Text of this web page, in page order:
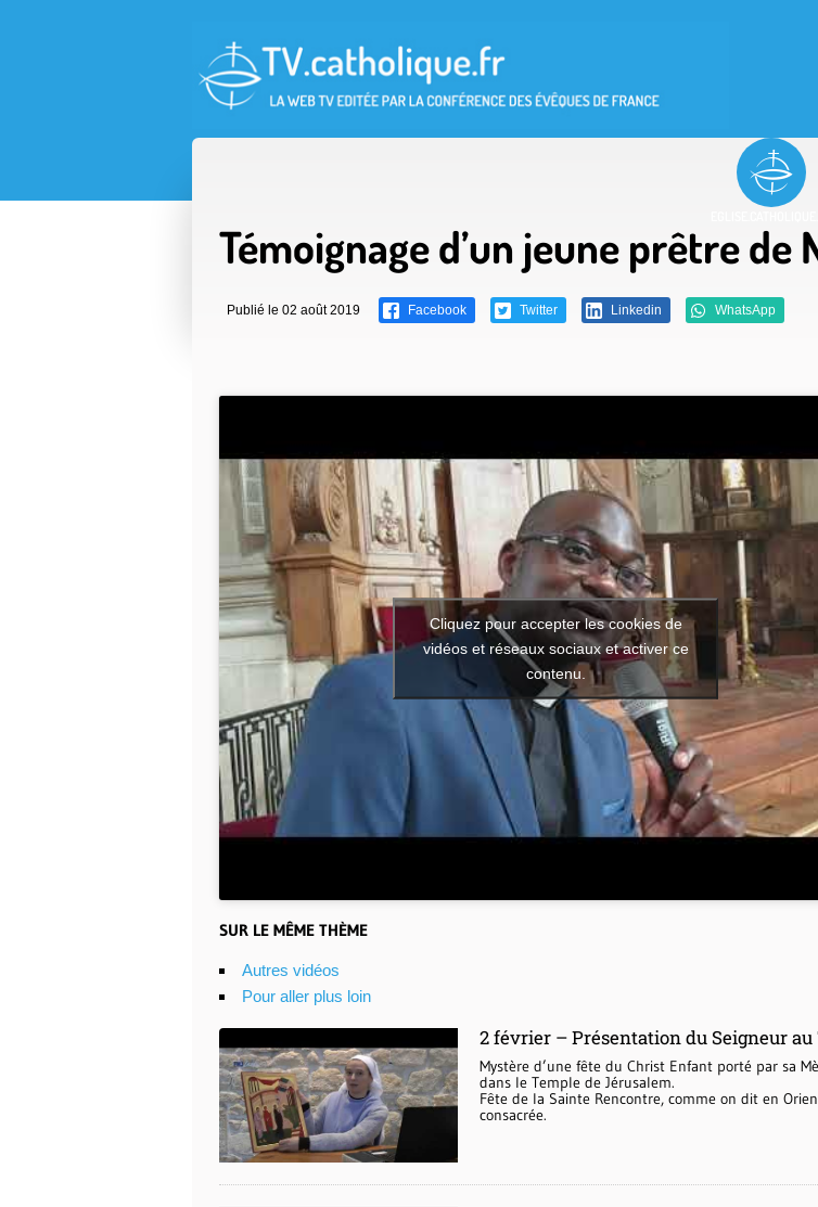
Témoignage d’un jeune prêtre de
Publié le 02 août 2019 Facebook Twitter Linkedin WhatsApp
Cliquez pour accepter les cookies de
vidéos et réseaux sociaux et activer ce
contenu.
SUR LE MÊME THÈME
Autres vidéos
Pour aller plus loin
2 février – Présentation du Seigneur
Mystère d’une fête du Christ Enfant porté par sa
dans le Temple de Jérusalem.
Fête de la Sainte Rencontre, comme on dit en
consacrée.